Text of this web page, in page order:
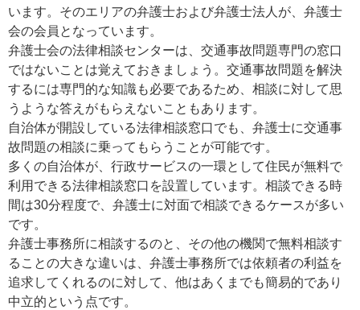
います。そのエリアの弁護士および弁護士法人が、弁護士
会の会員となっています。
弁護士会の法律相談センターは、交通事故問題専門の窓口
ではないことは覚えておきましょう。交通事故問題を解決
するには専門的な知識も必要であるため、相談に対して思
うような答えがもらえないこともあります。
自治体が開設している法律相談窓口でも、弁護士に交通事
故問題の相談に乗ってもらうことが可能です。
多くの自治体が、行政サービスの一環として住民が無料で
利用できる法律相談窓口を設置しています。相談できる時
間は30分程度で、弁護士に対面で相談できるケースが多い
です。
弁護士事務所に相談するのと、その他の機関で無料相談す
ることの大きな違いは、弁護士事務所では依頼者の利益を
追求してくれるのに対して、他はあくまでも簡易的であり
中立的という点です。